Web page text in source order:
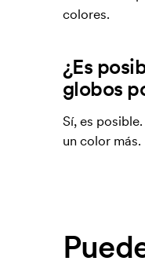
colores.
¿Es
globos
Sí, es
un color más.